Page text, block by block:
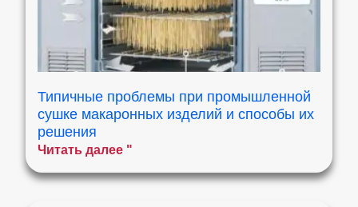
Типичные проблемы при промышленной
сушке макаронных изделий и способы их
решения
Читать далее "